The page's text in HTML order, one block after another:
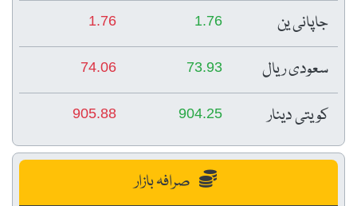
جاپانی ین 1.76
1.76
سعودی ریال 73.93
74.06
کویتی دینار 904.25
905.88
صرافہ بازار